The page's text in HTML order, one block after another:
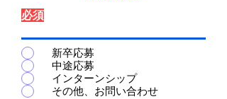
必須
新卒応募
中途応募
インターンシップ
その他、お問い合わせ